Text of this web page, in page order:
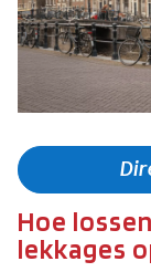
Hoe
lekkages